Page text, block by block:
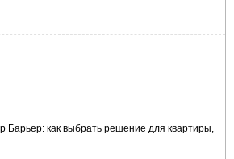
Барьер: как выбрать решение для квартиры,